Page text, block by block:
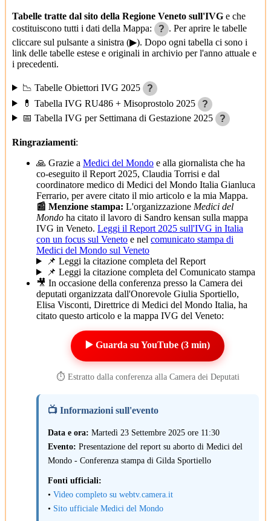
Tabelle tratte dal sito della Regione Veneto sull'IVG e che
costituiscono tutti i dati della Mappa:
? . Per aprire le tabelle
cliccare sul pulsante a sinistra (▶). Dopo ogni tabella ci sono i
link delle tabelle estese e originali in archivio per l'anno attuale e
i precedenti.
📉 Tabelle Obiettori IVG 2025
?
💊 Tabella IVG RU486 + Misoprostolo 2025
?
📅 Tabella IVG per Settimana di Gestazione 2025
?
Ringraziamenti:
🙏 Grazie a Medici del Mondo e alla giornalista che ha
co-eseguito il Report 2025, Claudia Torrisi e dal
coordinatore medico di Medici del Mondo Italia Gianluca
Ferrario, per avere citato il mio articolo e la mia Mappa.
📰 Menzione stampa: L'organizzazione Medici del
Mondo ha citato il lavoro di Sandro kensan sulla mappa
IVG in Veneto. Leggi il Report 2025 sull'IVG in Italia
con un focus sul Veneto e nel comunicato stampa di
Medici del Mondo sul Veneto
📌 Leggi la citazione completa del Report
📌 Leggi la citazione completa del Comunicato stampa
🎥 In occasione della conferenza presso la Camera dei
deputati organizzata dall'Onorevole Giulia Sportiello,
Elisa Visconti, Direttrice di Medici del Mondo Italia, ha
citato questo articolo e la mappa IVG del Veneto:
▶️ Guarda su YouTube (3 min)
⏱️ Estratto dalla conferenza alla Camera dei Deputati
📺 Informazioni sull'evento
Data e ora: Martedì 23 Settembre 2025 ore 11:30
Evento: Presentazione del report su aborto di Medici del
Mondo - Conferenza stampa di Gilda Sportiello
Fonti ufficiali:
• Video completo su webtv.camera.it
• Sito ufficiale Medici del Mondo